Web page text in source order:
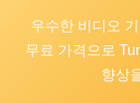
우수한 비디오
무료 가격으로
향상